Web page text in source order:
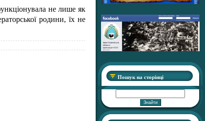
не лише як
родини, їх не
Пошук на сторінці